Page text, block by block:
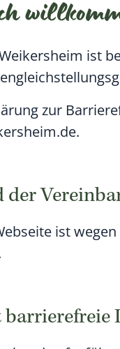
ist
zur
der
ist
barrierefreie